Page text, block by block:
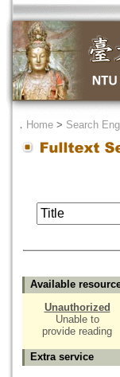
． Home > Search
Available
Unauthorized
Unable to
provide reading
Extra service